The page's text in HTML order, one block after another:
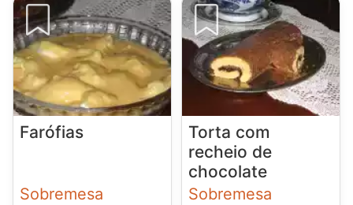
Farófias
Sobremesa
Torta com
recheio de
chocolate
Sobremesa